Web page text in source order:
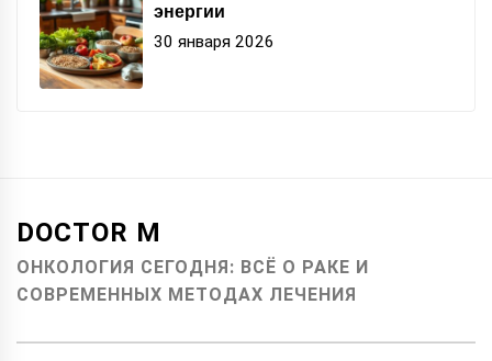
энергии
30 января 2026
DOCTOR M
ОНКОЛОГИЯ СЕГОДНЯ: ВСЁ О РАКЕ И
СОВРЕМЕННЫХ МЕТОДАХ ЛЕЧЕНИЯ